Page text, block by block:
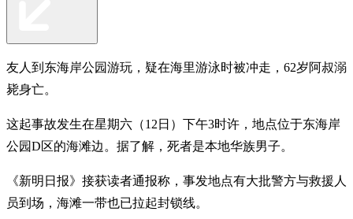
友人到东海岸公园游玩，疑在海里游泳时被冲走，62岁阿叔溺
毙身亡。
这起事故发生在星期六（12日）下午3时许，地点位于东海岸
公园D区的海滩边。据了解，死者是本地华族男子。
《新明日报》接获读者通报称，事发地点有大批警方与救援人
员到场，海滩一带也已拉起封锁线。